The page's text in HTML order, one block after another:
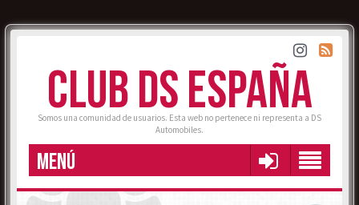
CLUB DS ESPAÑA
Somos una comunidad de usuarios. Esta web no pertenece ni representa a DS
Automobiles.
MENÚ